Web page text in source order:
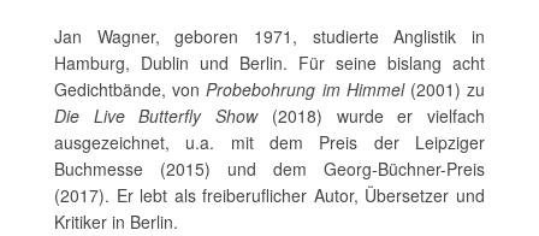
Jan Wagner, geboren 1971, studierte Anglistik in
Hamburg, Dublin und Berlin. Für seine bislang acht
Gedichtbände, vonProbebohrung im Himmel(2001) zu
Die Live Butterfly Show(2018) wurde er vielfach
ausgezeichnet, u.a. mit dem Preis der Leipziger
Buchmesse (2015) und dem Georg-Büchner-Preis
(2017). Er lebt als freiberuflicher Autor, Übersetzer und
Kritiker in Berlin.